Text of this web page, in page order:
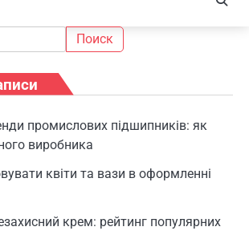
промислових підшипників: як
виробника
квіти та вази в оформленні
крем: рейтинг популярних